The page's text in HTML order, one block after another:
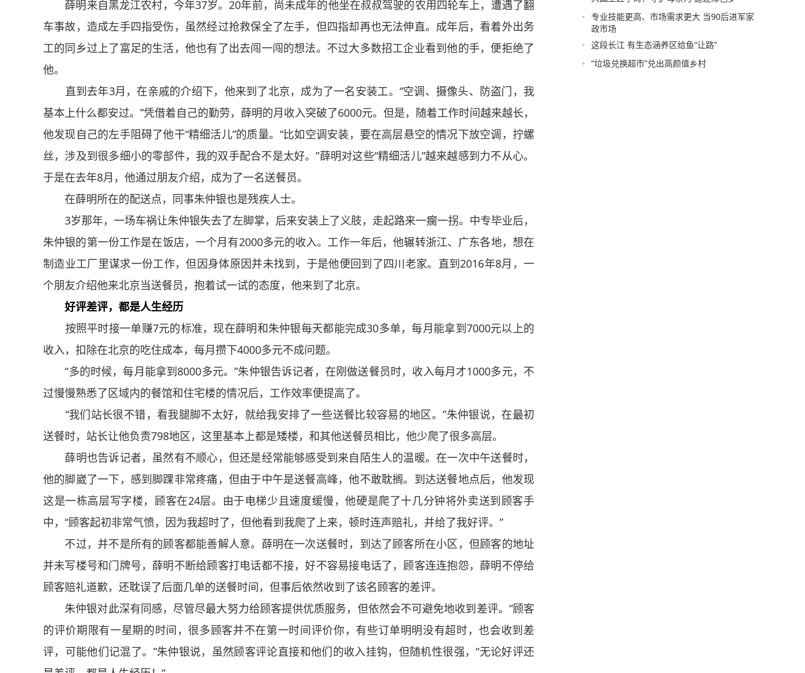
薛明来自黑龙江农村，今年37岁。20年前，尚未成年的他坐在叔叔驾驶的农用四轮车上，遭遇了翻
车事故，造成左手四指受伤，虽然经过抢救保全了左手，但四指却再也无法伸直。成年后，看着外出务
工的同乡过上了富足的生活，他也有了出去闯一闯的想法。不过大多数招工企业看到他的手，便拒绝了
他。
直到去年3月，在亲戚的介绍下，他来到了北京，成为了一名安装工。“空调、摄像头、防盗门，我
基本上什么都安过。”凭借着自己的勤劳，薛明的月收入突破了6000元。但是，随着工作时间越来越长，
他发现自己的左手阻碍了他干“精细活儿”的质量。“比如空调安装，要在高层悬空的情况下放空调，拧螺
丝，涉及到很多细小的零部件，我的双手配合不是太好。”薛明对这些“精细活儿”越来越感到力不从心。
于是在去年8月，他通过朋友介绍，成为了一名送餐员。
在薛明所在的配送点，同事朱仲银也是残疾人士。
3岁那年，一场车祸让朱仲银失去了左脚掌，后来安装上了义肢，走起路来一瘸一拐。中专毕业后，
朱仲银的第一份工作是在饭店，一个月有2000多元的收入。工作一年后，他辗转浙江、广东各地，想在
制造业工厂里谋求一份工作，但因身体原因并未找到，于是他便回到了四川老家。直到2016年8月，一
个朋友介绍他来北京当送餐员，抱着试一试的态度，他来到了北京。
好评差评，都是人生经历
按照平时接一单赚7元的标准，现在薛明和朱仲银每天都能完成30多单，每月能拿到7000元以上的
收入，扣除在北京的吃住成本，每月攒下4000多元不成问题。
“多的时候，每月能拿到8000多元。”朱仲银告诉记者，在刚做送餐员时，收入每月才1000多元，不
过慢慢熟悉了区域内的餐馆和住宅楼的情况后，工作效率便提高了。
“我们站长很不错，看我腿脚不太好，就给我安排了一些送餐比较容易的地区。”朱仲银说，在最初
送餐时，站长让他负责798地区，这里基本上都是矮楼，和其他送餐员相比，他少爬了很多高层。
薛明也告诉记者，虽然有不顺心，但还是经常能够感受到来自陌生人的温暖。在一次中午送餐时，
他的脚崴了一下，感到脚踝非常疼痛，但由于中午是送餐高峰，他不敢耽搁。到达送餐地点后，他发现
这是一栋高层写字楼，顾客在24层。由于电梯少且速度缓慢，他硬是爬了十几分钟将外卖送到顾客手
中，“顾客起初非常气愤，因为我超时了，但他看到我爬了上来，顿时连声赔礼，并给了我好评。”
不过，并不是所有的顾客都能善解人意。薛明在一次送餐时，到达了顾客所在小区，但顾客的地址
并未写楼号和门牌号，薛明不断给顾客打电话都不接，好不容易接电话了，顾客连连抱怨，薛明不停给
顾客赔礼道歉，还耽误了后面几单的送餐时间，但事后依然收到了该名顾客的差评。
朱仲银对此深有同感，尽管尽最大努力给顾客提供优质服务，但依然会不可避免地收到差评。“顾客
的评价期限有一星期的时间，很多顾客并不在第一时间评价你，有些订单明明没有超时，也会收到差
评，可能他们记混了。”朱仲银说，虽然顾客评论直接和他们的收入挂钩，但随机性很强，“无论好评还
专业技能更高、市场需求更大 当90后进军家
政市场
这段长江 有生态涵养区给鱼“让路”
“垃圾兑换超市”兑出高颜值乡村